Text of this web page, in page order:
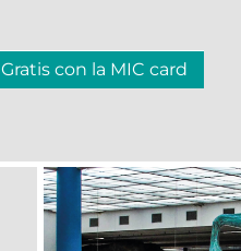
Gratis con la MIC card